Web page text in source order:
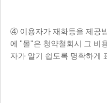
④ 이용자가 재화등을 제공
에 "몰"은 청약철회시 그 비
자가 알기 쉽도록 명확하게